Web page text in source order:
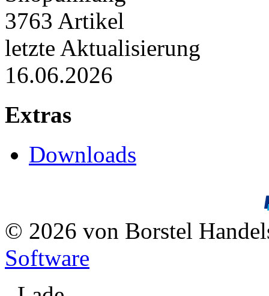
3763 Artikel
letzte Aktualisierung
16.06.2026
Extras
Downloads
© 2026 von Borstel
Software